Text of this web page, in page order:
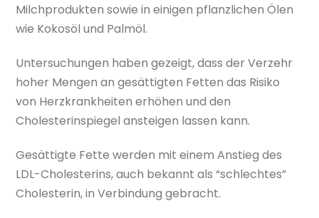
Milchprodukten sowie in einigen pflanzlichen Ölen
wie Kokosöl und Palmöl.
Untersuchungen haben gezeigt, dass der Verzehr
hoher Mengen an gesättigten Fetten das Risiko
von Herzkrankheiten erhöhen und den
Cholesterinspiegel ansteigen lassen kann.
Gesättigte Fette werden mit einem Anstieg des
LDL-Cholesterins, auch bekannt als “schlechtes”
Cholesterin, in Verbindung gebracht.